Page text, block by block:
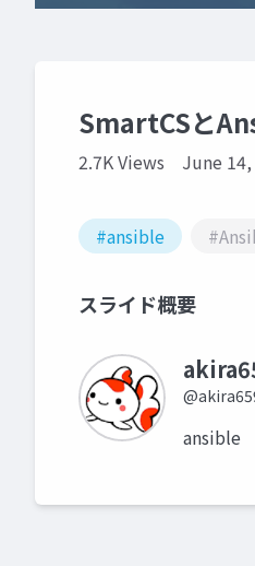
SmartCSと
2.7K Views June
#ansible
スライド概要
ansible